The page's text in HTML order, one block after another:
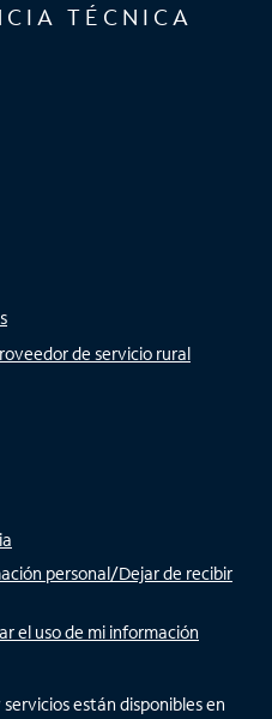
TÉCNICA
de servicio rural
personal/Dejar de recibir
el uso de mi información
están disponibles en